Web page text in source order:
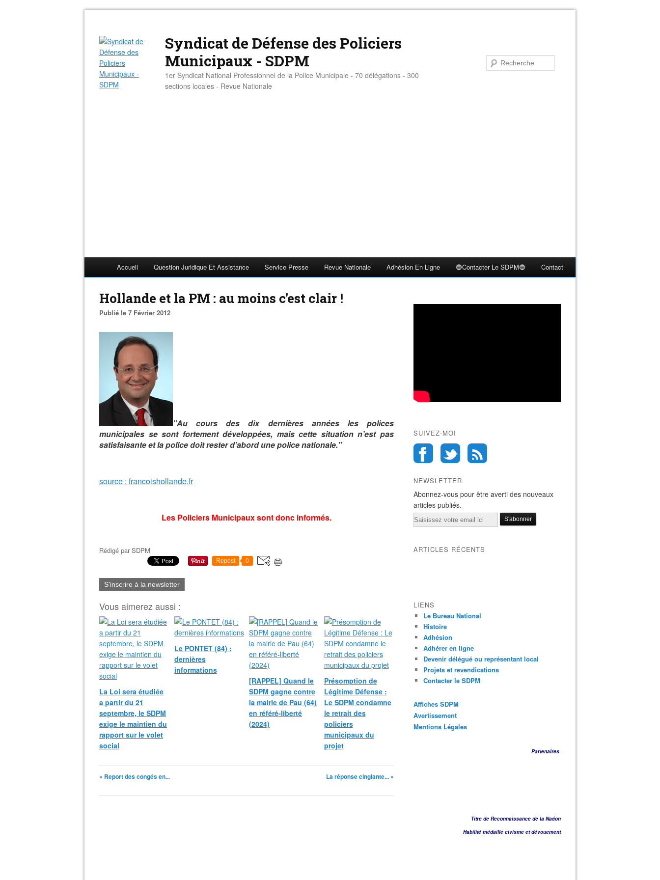
Syndicat de Défense des Policiers
Municipaux - SDPM
1er Syndicat National Professionnel de la Police Municipale - 70 délégations - 300
sections locales - Revue Nationale
Accueil Question Juridique Et Assistance Service Presse Revue Nationale Adhésion En Ligne 🔵Contacter Le SDPM🔵 Contact
Hollande et la PM : au moins c'est clair !
Publié le 7 Février 2012
"Au cours des dix dernières années les polices
municipales se sont fortement développées, mais cette situation n’est pas
satisfaisante et la police doit rester d’abord une police nationale."
source : francoishollande.fr
Les Policiers Municipaux sont donc informés.
Rédigé parSDPM
Repost 0
S'inscrire à la newsletter
Vous aimerez aussi :
La Loi sera étudiée
a partir du 21
septembre, le SDPM
exige le maintien du
rapport sur le volet
social
Le PONTET (84) :
dernières
informations
[RAPPEL] Quand le
SDPM gagne contre
la mairie de Pau (64)
en référé-liberté
(2024)
Présomption de
Légitime Défense :
Le SDPM condamne
le retrait des
policiers
municipaux du
projet
« Report des congés en... La réponse cinglante... »
SUIVEZ-MOI
NEWSLETTER
Abonnez-vous pour être averti des nouveaux
articles publiés.
Email
ARTICLES RÉCENTS
LIENS
Le Bureau National
Histoire
Adhésion
Adhérer en ligne
Devenir délégué ou représentant local
Projets et revendications
Contacter le SDPM
Affiches SDPM
Avertissement
Mentions Légales
Partenaires
Titre de Reconnaissance de la Nation
Habilité médaille civisme et dévouement